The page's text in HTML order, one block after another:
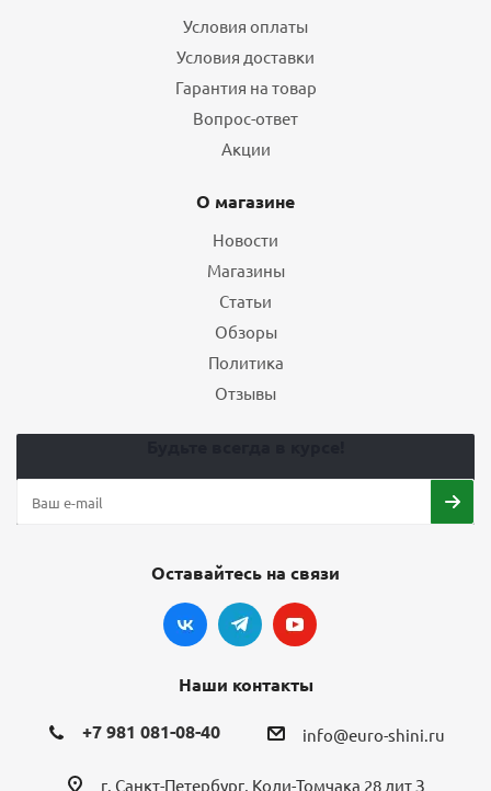
Условия оплаты
Условия доставки
Гарантия на товар
Вопрос-ответ
Акции
О магазине
Новости
Магазины
Статьи
Обзоры
Политика
Отзывы
Оставайтесь на связи
Наши контакты
+7 981 081-08-40 info@euro-shini.ru
г. Санкт-Петербург, Коли-Томчака 28 лит З